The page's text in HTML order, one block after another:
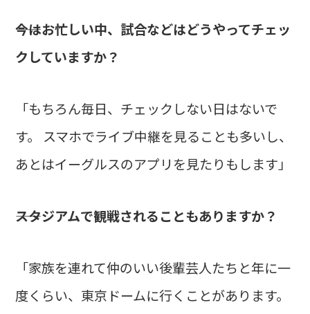
――今はお忙しい中、試合などはどうやってチェッ
クしていますか？
「もちろん毎日、チェックしない日はないで
す。 スマホでライブ中継を見ることも多いし、
あとはイーグルスのアプリを見たりもします」
――スタジアムで観戦されることもありますか？
「家族を連れて仲のいい後輩芸人たちと年に一
度くらい、東京ドームに行くことがあります。